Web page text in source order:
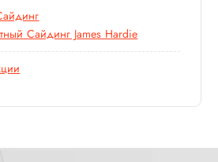
Сайдинг James Hardie